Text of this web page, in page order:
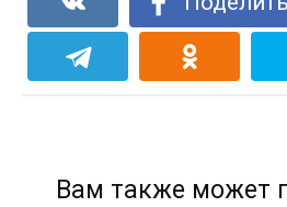
Вам также может